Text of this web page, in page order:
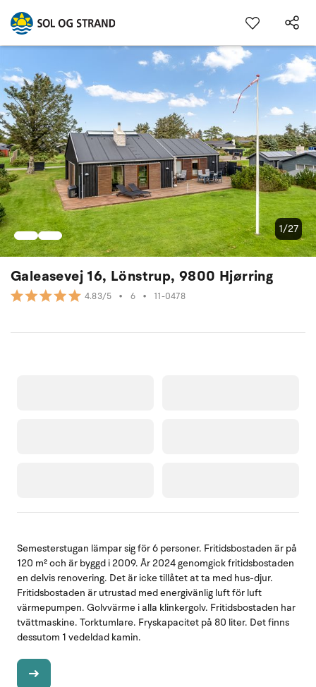
Galeasevej 16, Lönstrup, 9800 Hjørring
4.83/5 • 6 • 11-0478
1/27
Semesterstugan lämpar sig för 6 personer. Fritidsbostaden är på
120 m² och är byggd i 2009. År 2024 genomgick fritidsbostaden
en delvis renovering. Det är icke tillåtet at ta med hus-djur.
Fritidsbostaden är utrustad med energivänlig luft för luft
värmepumpen. Golvvärme i alla klinkergolv. Fritidsbostaden har
tvättmaskine. Torktumlare. Fryskapacitet på 80 liter. Det finns
dessutom 1 vedeldad kamin.